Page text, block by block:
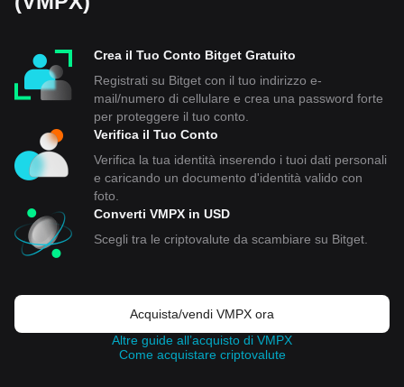
Crea il Tuo Conto Bitget Gratuito
Registrati su Bitget con il tuo indirizzo e-
mail/numero di cellulare e crea una password forte
per proteggere il tuo conto.
Verifica il Tuo Conto
Verifica la tua identità inserendo i tuoi dati personali
e caricando un documento d'identità valido con
foto.
Converti VMPX in USD
Scegli tra le criptovalute da scambiare su Bitget.
Acquista/vendi VMPX ora
Altre guide all’acquisto di VMPX
Come acquistare criptovalute